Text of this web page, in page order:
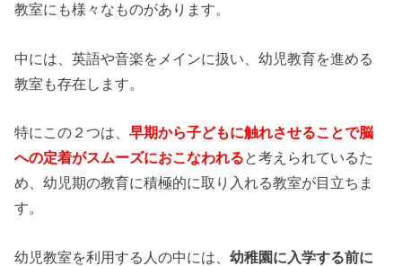
教室にも様々なものがあります。
中には、英語や音楽をメインに扱い、幼児教育を進める
教室も存在します。
特にこの２つは、早期から子どもに触れさせることで脳
への定着がスムーズにおこなわれると考えられているた
め、幼児期の教育に積極的に取り入れる教室が目立ちま
す。
幼児教室を利用する人の中には、幼稚園に入学する前に